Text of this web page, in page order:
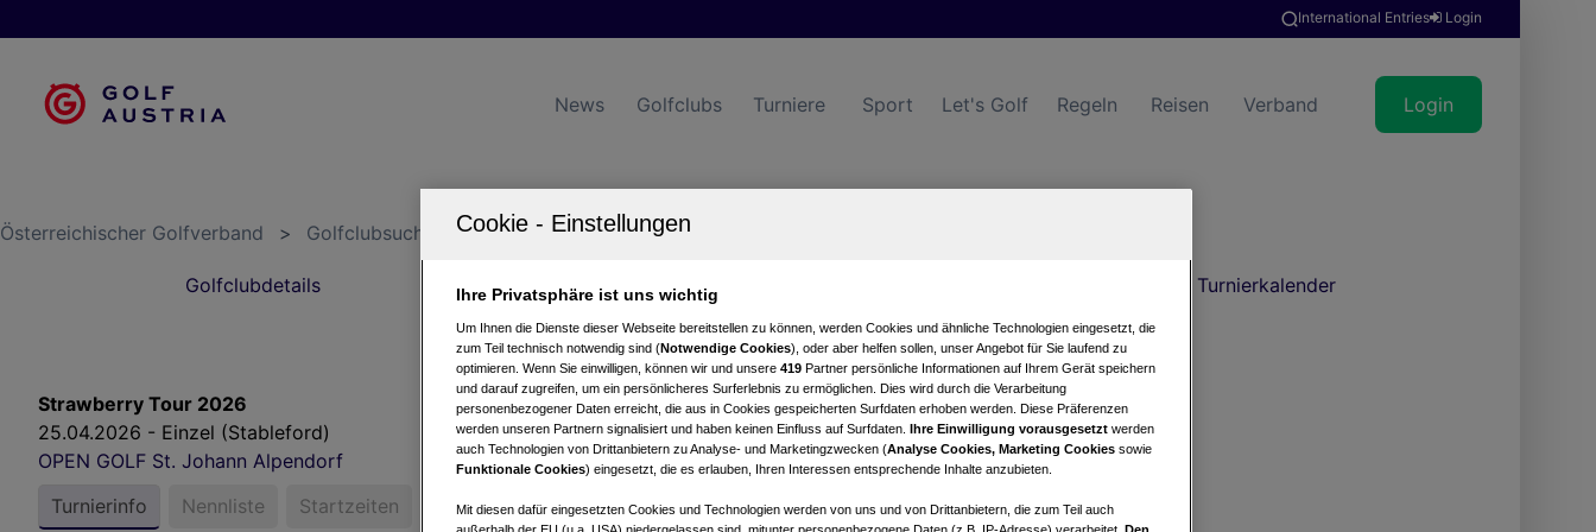
International Entries Login
News Golfclubs Turniere Sport Let's Golf Regeln Reisen Verband Login
Österreichischer Golfverband > Golfclubsuche > OPEN GOLF St. Johann Alpendorf
Golfclubdetails Turnierkalender
Strawberry Tour 2026
25.04.2026 - Einzel (Stableford)
OPEN GOLF St. Johann Alpendorf
Turnierinfo
Nennliste Startzeiten Ergebnisse Statistik
Ihre Privatsphäre ist uns wichtig
Um Ihnen die Dienste dieser Webseite bereitstellen zu können, werden Cookies und ähnliche Technologien eingesetzt, die
zum Teil technisch notwendig sind (Notwendige Cookies), oder aber helfen sollen, unser Angebot für Sie laufend zu
optimieren. Wenn Sie einwilligen, können wir und unsere 419 Partner persönliche Informationen auf Ihrem Gerät speichern
und darauf zugreifen, um ein persönlicheres Surferlebnis zu ermöglichen. Dies wird durch die Verarbeitung
personenbezogener Daten erreicht, die aus in Cookies gespeicherten Surfdaten erhoben werden. Diese Präferenzen
werden unseren Partnern signalisiert und haben keinen Einfluss auf Surfdaten. Ihre Einwilligung vorausgesetzt werden
auch Technologien von Drittanbietern zu Analyse- und Marketingzwecken (Analyse Cookies, Marketing Cookies sowie
Funktionale Cookies) eingesetzt, die es erlauben, Ihren Interessen entsprechende Inhalte anzubieten.
Mit diesen dafür eingesetzten Cookies und Technologien werden von uns und von Drittanbietern, die zum Teil auch